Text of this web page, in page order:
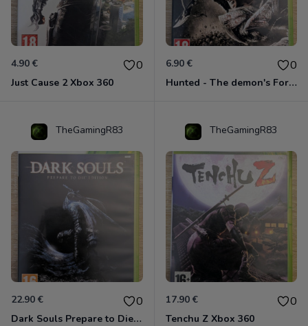
4.90 € 0
Just Cause 2 Xbox 360
6.90 € 0
Hunted - The demon's Forge Xbox 360 (Complet CIB)
TheGamingR83
22.90 € 0
Dark Souls Prepare to Die Edition XBOX 360
TheGamingR83
17.90 € 0
Tenchu Z Xbox 360